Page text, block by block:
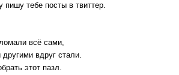
пишу тебе посты в твиттер.
всё сами,
вдруг стали.
этот пазл.